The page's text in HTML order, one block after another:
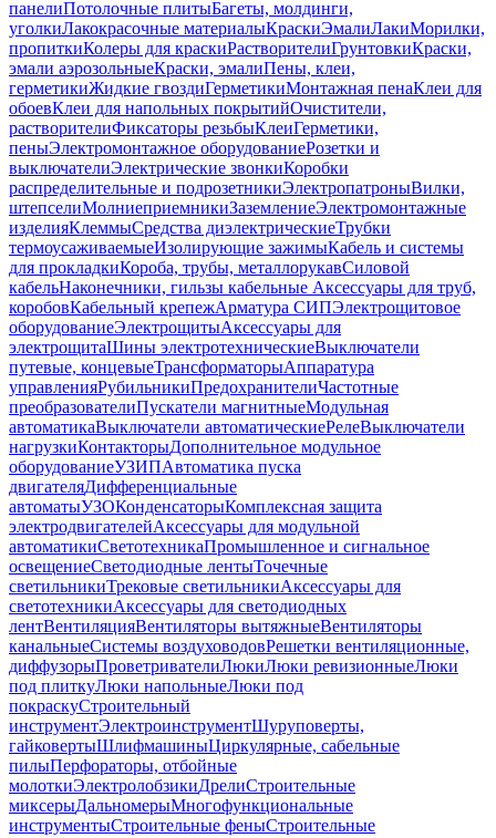
панелиПотолочные плитыБагеты, молдинги,
уголкиЛакокрасочные материалыКраскиЭмалиЛакиМорилки,
пропиткиКолеры для краскиРастворителиГрунтовкиКраски,
эмали аэрозольныеКраски, эмалиПены, клеи,
герметикиЖидкие гвоздиГерметикиМонтажная пенаКлеи для
обоевКлеи для напольных покрытийОчистители,
растворителиФиксаторы резьбыКлеиГерметики,
пеныЭлектромонтажное оборудованиеРозетки и
выключателиЭлектрические звонкиКоробки
распределительные и подрозетникиЭлектропатроныВилки,
штепселиМолниеприемникиЗаземлениеЭлектромонтажные
изделияКлеммыСредства диэлектрическиеТрубки
термоусаживаемыеИзолирующие зажимыКабель и системы
для прокладкиКороба, трубы, металлорукавСиловой
кабельНаконечники, гильзы кабельные Аксессуары для труб,
коробовКабельный крепежАрматура СИПЭлектрощитовое
оборудованиеЭлектрощитыАксессуары для
электрощитаШины электротехническиеВыключатели
путевые, концевыеТрансформаторыАппаратура
управленияРубильникиПредохранителиЧастотные
преобразователиПускатели магнитныеМодульная
автоматикаВыключатели автоматическиеРелеВыключатели
нагрузкиКонтакторыДополнительное модульное
оборудованиеУЗИПАвтоматика пуска
двигателяДифференциальные
автоматыУЗОКонденсаторыКомплексная защита
электродвигателейАксессуары для модульной
автоматикиСветотехникаПромышленное и сигнальное
освещениеСветодиодные лентыТочечные
светильникиТрековые светильникиАксессуары для
светотехникиАксессуары для светодиодных
лентВентиляцияВентиляторы вытяжныеВентиляторы
канальныеСистемы воздуховодовРешетки вентиляционные,
диффузорыПроветривателиЛюкиЛюки ревизионныеЛюки
под плиткуЛюки напольныеЛюки под
покраскуСтроительный
инструментЭлектроинструментШуруповерты,
гайковертыШлифмашиныЦиркулярные, сабельные
пилыПерфораторы, отбойные
молоткиЭлектролобзикиДрелиСтроительные
миксерыДальномерыМногофункциональные
инструментыСтроительные феныСтроительные